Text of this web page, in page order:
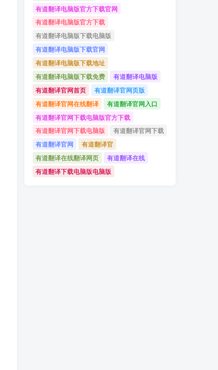
有道翻译电脑版官方下载官网
有道翻译电脑版官方下载
有道翻译电脑版下载电脑版
有道翻译电脑版下载官网
有道翻译电脑版下载地址
有道翻译电脑版下载免费
有道翻译电脑版
有道翻译官网首页
有道翻译官网页版
有道翻译官网在线翻译
有道翻译官网入口
有道翻译官网下载电脑版官方下载
有道翻译官网下载电脑版
有道翻译官网下载
有道翻译官网
有道翻译官
有道翻译在线翻译网页
有道翻译在线
有道翻译下载电脑版电脑版